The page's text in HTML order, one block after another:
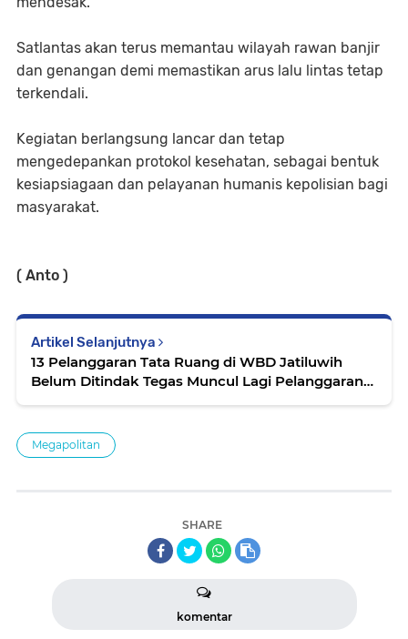
Satlantas akan terus memantau wilayah rawan banjir
dan genangan demi memastikan arus lalu lintas tetap
terkendali.
Kegiatan berlangsung lancar dan tetap
mengedepankan protokol kesehatan, sebagai bentuk
kesiapsiagaan dan pelayanan humanis kepolisian bagi
masyarakat.
( Anto )
Artikel Selanjutnya
13 Pelanggaran Tata Ruang di WBD Jatiluwih
Belum Ditindak Tegas Muncul Lagi Pelanggaran
Megapolitan
SHARE
komentar